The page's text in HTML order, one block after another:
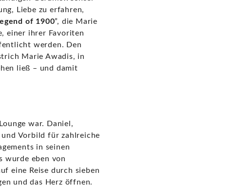
Liebe zu erfahren,
of 1900”, die Marie
einer ihrer Favoriten
werden. Den
Marie Awadis, in
ließ – und damit
war. Daniel,
Vorbild für zahlreiche
in seinen
wurde eben von
eine Reise durch sieben
und das Herz öffnen.